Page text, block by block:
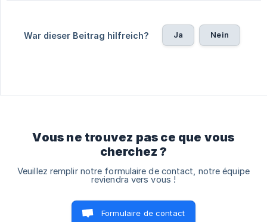
War dieser Beitrag hilfreich? Ja Nein
Vous ne trouvez pas ce que vous
cherchez ?
Veuillez remplir notre formulaire de contact, notre équipe
reviendra vers vous !
Formulaire de contact